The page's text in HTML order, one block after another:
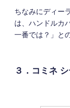
ちなみにディー
は、ハンドルカ
一番では？」と
３．コミネ